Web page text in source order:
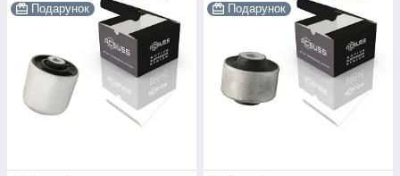
Подарунок
Подарунок